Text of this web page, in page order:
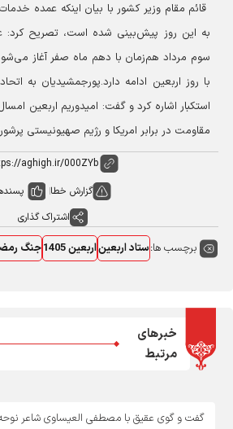
به این روز پیش‌بینی شده است، تصریح کرد:
با روز اربعین ادامه دارد.پورجمشیدیان به اتحاد
استکبار اشاره کرد و گفت: امیدوریم اربعین امسال
مقاومت در برابر امریکا و رژیم صهیونیستی
گزارش خطا پسندها0
اشتراک گذاری
برچسب ها:ستاد اربعیناربعین 1405 جنگ
خبرهای
مرتبط
گفت و گوی عقیق با مصطفی العیساوی شاعر